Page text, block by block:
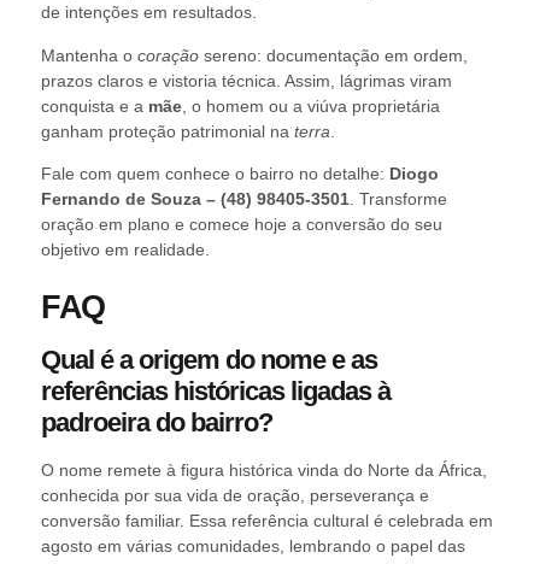
de intenções em resultados.
Mantenha o coração sereno: documentação em ordem,
prazos claros e vistoria técnica. Assim, lágrimas viram
conquista e a mãe , o homem ou a viúva proprietária
ganham proteção patrimonial na terra
Fale com quem conhece o bairro no detalhe: Diogo
Fernando de Souza – (48) 98405-3501 . Transforme
oração em plano e comece hoje a conversão do seu
objetivo em realidade.
FAQ
Qual é a origem do nome e as
referências históricas ligadas à
padroeira do bairro?
O nome remete à figura histórica vinda do Norte da África,
conhecida por sua vida de oração, perseverança e
conversão familiar. Essa referência cultural é celebrada em
agosto em várias comunidades, lembrando o papel das